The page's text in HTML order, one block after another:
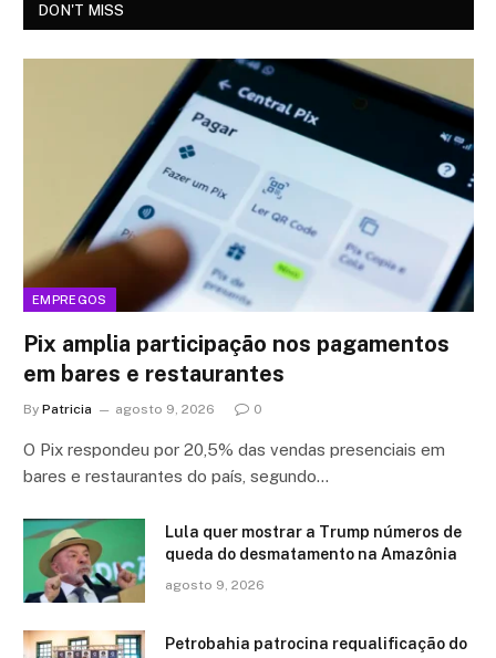
DON'T MISS
EMPREGOS
Pix amplia participação nos pagamentos
em bares e restaurantes
By Patricia agosto 9, 2026 0
O Pix respondeu por 20,5% das vendas presenciais em
bares e restaurantes do país, segundo…
Lula quer mostrar a Trump números de
queda do desmatamento na Amazônia
agosto 9, 2026
Petrobahia patrocina requalificação do